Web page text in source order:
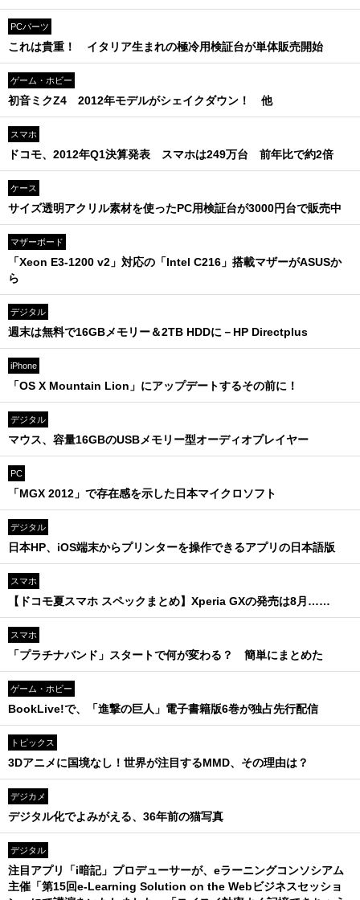
PCパーツ
これは貴重！ イタリア生まれの極冷用検証台が単体販売開始
ゲーム・ホビー
初音ミクZ4 2012年モデルがシェイクダウン！ 他
スマホ
ドコモ、2012年Q1決算発表 スマホは249万台 前年比で約2倍
ケース
サイズ透明アクリル素材を使ったPC用検証台が3000円台で販売中
マザーボード
「Xeon E3-1200 v2」対応の「Intel C216」搭載マザーがASUSか
ら
デジタル
週末は無料で16GBメモリー＆2TB HDDに－HP Directplus
iPhone
「OS X Mountain Lion」にアップデートするその前に！
デジタル
マウス、容量16GBのUSBメモリー型オーディオプレイヤー
PC
「MGX 2012」で存在感を示した日本マイクロソフト
デジタル
日本HP、iOS端末からプリンターを操作できるアプリの日本語版
スマホ
【ドコモ夏スマホ スペックまとめ】Xperia GXの発売は8月……
スマホ
「プラチナバンド」スタートで何が変わる？ 簡単にまとめた
ゲーム・ホビー
BookLive!で、「進撃の巨人」電子書籍版6巻が独占先行配信
トピックス
3Dアニメに国境なし！世界が注目するMMD、その理由は？
デジカメ
デジタル化でよみがえる、36年前の猫写真
デジタル
注目アプリ「i暗記」プロデューサーが、eラーニングコンソシアム
主催「第15回e-Learning Solution on the Webビジネスセッショ